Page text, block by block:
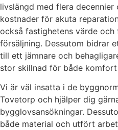
livslängd med flera
kostnader för akuta
också fastighetens värde
försäljning. Dessutom bidrar
till ett jämnare och
stor skillnad för både
Vi är väl insatta i de
Tovetorp och hjälper dig
bygglovsansökningar.
både material och utfört